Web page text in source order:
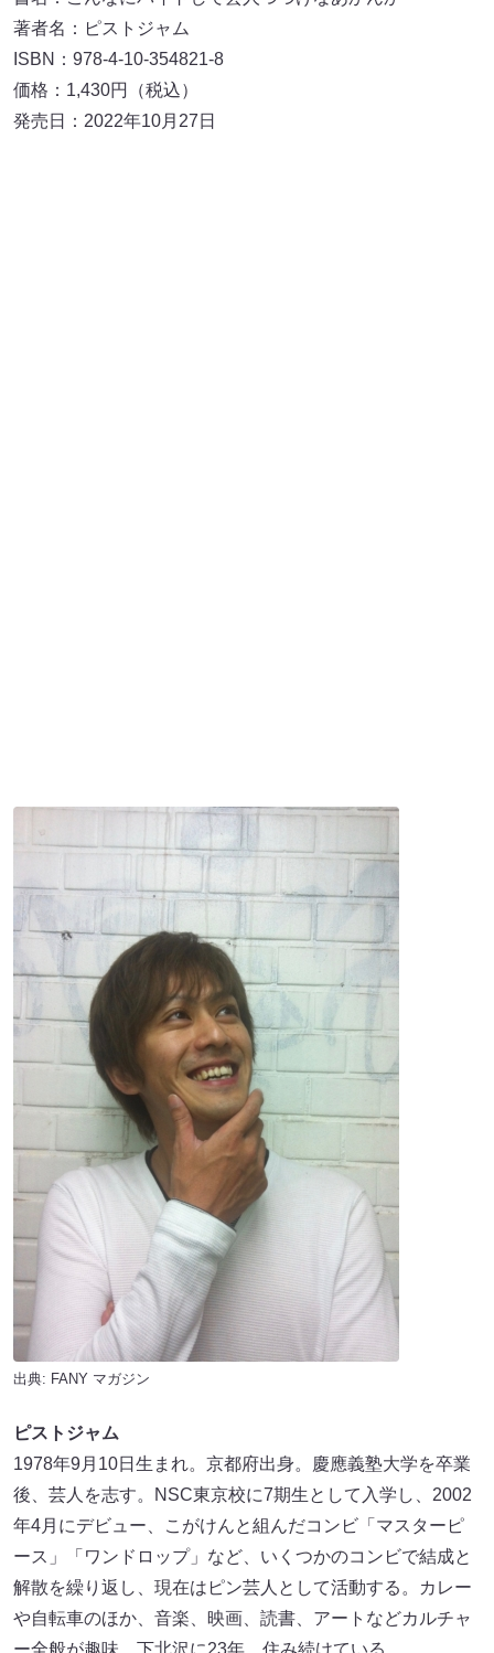
著者名：ピストジャム
ISBN：978-4-10-354821-8
価格：1,430円（税込）
発売日：2022年10月27日
出典: FANY マガジン
ピストジャム
1978年9月10日生まれ。京都府出身。慶應義塾大学を卒業
後、芸人を志す。NSC東京校に7期生として入学し、2002
年4月にデビュー、こがけんと組んだコンビ「マスターピ
ース」「ワンドロップ」など、いくつかのコンビで結成と
解散を繰り返し、現在はピン芸人として活動する。カレー
や自転車のほか、音楽、映画、読書、アートなどカルチャ